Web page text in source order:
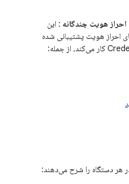
احراز هویت چندگانه : این
احراز هویت پشتیبانی شده
هر دستگاه را شرح می‌دهند: